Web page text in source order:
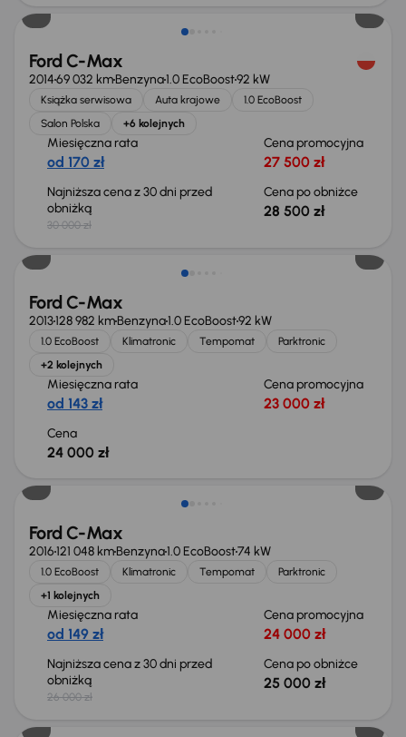
Ford C-Max
201469 032 kmBenzyna1.0 EcoBoost92 kW
Książka serwisowa Auta krajowe
1.0 EcoBoost
Salon Polska
+6 kolejnych
Miesięczna rata
od 170 zł
Cena promocyjna
27 500 zł
Najniższa cena z 30 dni przed
obniżką
30 000 zł
Cena po obniżce
28 500 zł
Ford C-Max
2013128 982 kmBenzyna1.0 EcoBoost92 kW
1.0 EcoBoost Klimatronic Tempomat
Parktronic
+2 kolejnych
Miesięczna rata
od 143 zł
Cena promocyjna
23 000 zł
Cena
24 000 zł
Ford C-Max
2016121 048 kmBenzyna1.0 EcoBoost74 kW
1.0 EcoBoost Klimatronic Tempomat
Parktronic
+1 kolejnych
Miesięczna rata
od 149 zł
Cena promocyjna
24 000 zł
Najniższa cena z 30 dni przed
obniżką
26 000 zł
Cena po obniżce
25 000 zł
Taniej o 2 000 zł